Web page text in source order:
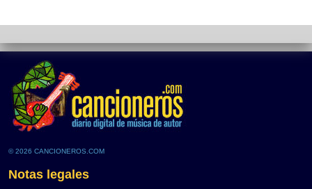
© 2026 CANCIONEROS.COM
Notas legales